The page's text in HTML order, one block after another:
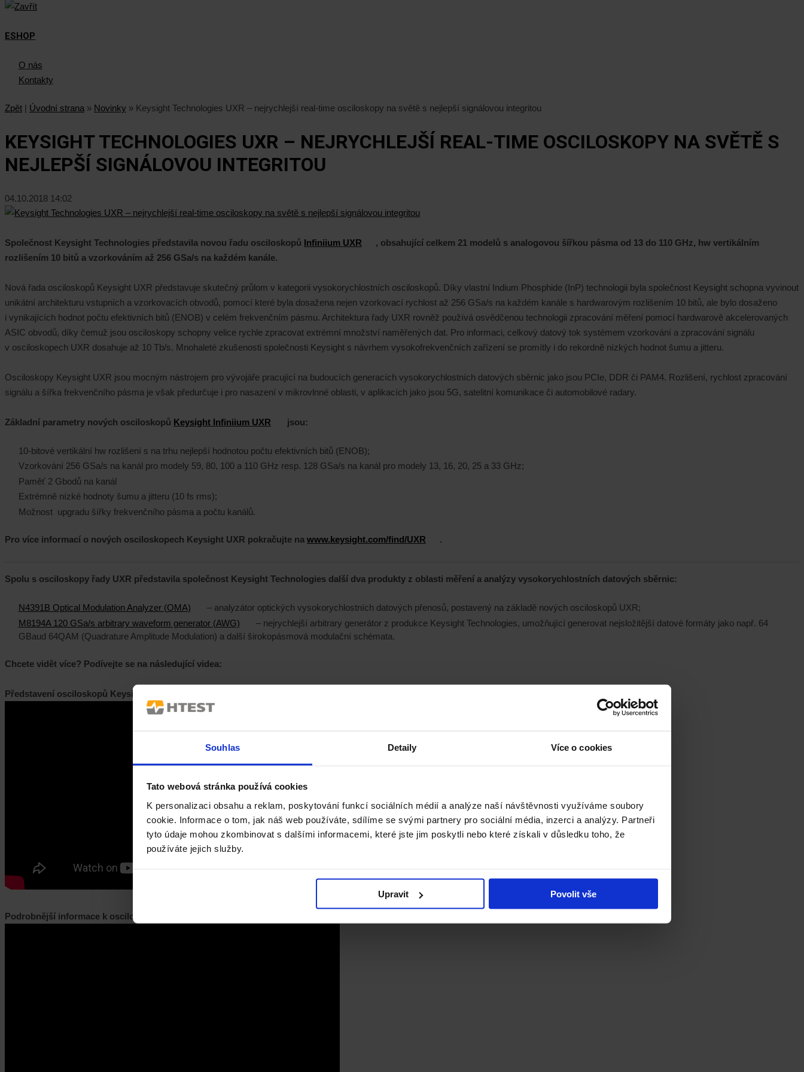
Souhlas Detaily Více o cookies
Tato webová stránka používá cookies
K personalizaci obsahu a reklam, poskytování funkcí sociálních médií a analýze naší návštěvnosti využíváme soubory
cookie. Informace o tom, jak náš web používáte, sdílíme se svými partnery pro sociální média, inzerci a analýzy. Partneři
tyto údaje mohou zkombinovat s dalšími informacemi, které jste jim poskytli nebo které získali v důsledku toho, že
používáte jejich služby.
Upravit Povolit vše
ESHOP
O nás
Kontakty
Zpět | Úvodní strana » Novinky » Keysight Technologies UXR – nejrychlejší real-time osciloskopy na světě s nejlepší signálovou integritou
KEYSIGHT TECHNOLOGIES UXR – NEJRYCHLEJŠÍ REAL-TIME OSCILOSKOPY NA SVĚTĚ S
NEJLEPŠÍ SIGNÁLOVOU INTEGRITOU
04.10.2018 14:02
Společnost Keysight Technologies představila novou řadu osciloskopů Infiniium UXR , obsahující celkem 21 modelů s analogovou šířkou pásma od 13 do 110 GHz, hw vertikálním
rozlišením 10 bitů a vzorkováním až 256 GSa/s na každém kanále.
Nová řada osciloskopů Keysight UXR představuje skutečný průlom v kategorii vysokorychlostních osciloskopů. Díky vlastní Indium Phosphide (InP) technologii byla společnost Keysight schopna vyvinout
unikátní architekturu vstupních a vzorkovacích obvodů, pomocí které byla dosažena nejen vzorkovací rychlost až 256 GSa/s na každém kanále s hardwarovým rozlišením 10 bitů, ale bylo dosaženo
i vynikajících hodnot počtu efektivních bitů (ENOB) v celém frekvenčním pásmu. Architektura řady UXR rovněž používá osvědčenou technologii zpracování měření pomocí hardwarově akcelerovaných
ASIC obvodů, díky čemuž jsou osciloskopy schopny velice rychle zpracovat extrémní množství naměřených dat. Pro informaci, celkový datový tok systémem vzorkování a zpracování signálu
v osciloskopech UXR dosahuje až 10 Tb/s. Mnohaleté zkušenosti společnosti Keysight s návrhem vysokofrekvenčních zařízení se promítly i do rekordně nízkých hodnot šumu a jitteru.
Osciloskopy Keysight UXR jsou mocným nástrojem pro vývojáře pracující na budoucích generacích vysokorychlostních datových sběrnic jako jsou PCIe, DDR či PAM4. Rozlišení, rychlost zpracování
signálu a šířka frekvenčního pásma je však předurčuje i pro nasazení v mikrovlnné oblasti, v aplikacích jako jsou 5G, satelitní komunikace či automobilové radary.
Základní parametry nových osciloskopů Keysight Infiniium UXR jsou:
10-bitové vertikální hw rozlišení s na trhu nejlepší hodnotou počtu efektivních bitů (ENOB);
Vzorkování 256 GSa/s na kanál pro modely 59, 80, 100 a 110 GHz resp. 128 GSa/s na kanál pro modely 13, 16, 20, 25 a 33 GHz;
Paměť 2 Gbodů na kanál
Extrémně nízké hodnoty šumu a jitteru (10 fs rms);
Možnost upgradu šířky frekvenčního pásma a počtu kanálů.
Pro více informací o nových osciloskopech Keysight UXR pokračujte na www.keysight.com/find/UXR .
Spolu s osciloskopy řady UXR představila společnost Keysight Technologies další dva produkty z oblasti měření a analýzy vysokorychlostních datových sběrnic:
N4391B Optical Modulation Analyzer (OMA)
– analyzátor optických vysokorychlostních datových přenosů, postavený na základě nových osciloskopů UXR;
M8194A 120 GSa/s arbitrary waveform generator (AWG)
– nejrychlejší arbitrary generátor z produkce Keysight Technologies, umožňující generovat nejsložitější datové formáty jako např. 64
GBaud 64QAM (Quadrature Amplitude Modulation) a další širokopásmová modulační schémata.​
Chcete vidět více? Podívejte se na následující videa:
Představení osciloskopů Keysight Infiniium UXR:
Podrobnější informace k osciloskopům Keysight Infiniium UXR: